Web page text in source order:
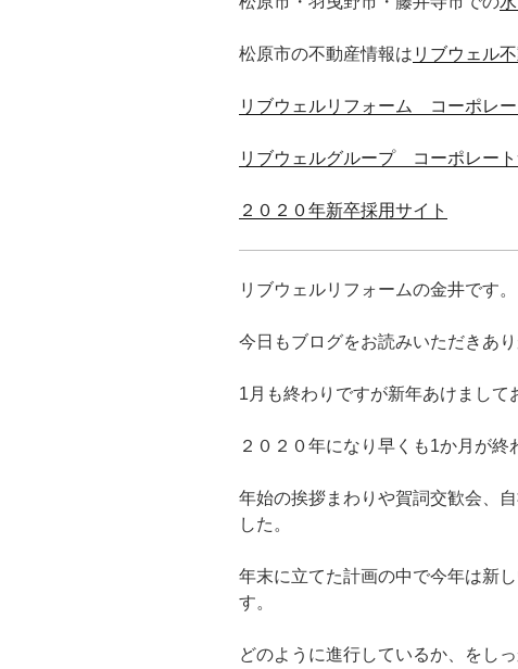
松原市の不動産情報は リブウェル
リブウェルリフォーム コーポレー
リブウェルグループ コーポレート
２０２０年新卒採用サイト
リブウェルリフォームの金井です。
今日もブログをお読みいただきあり
1月も終わりですが新年あけまして
２０２０年になり早くも1か月が終
年始の挨拶まわりや賀詞交歓会、
した。
年末に立てた計画の中で今年は新
す。
どのように進行しているか、をし